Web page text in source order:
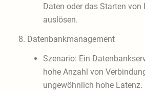
Daten oder das Starten von
auslösen.
8. Datenbankmanagement
Szenario: Ein
hohe Anzahl von
ungewöhnlich hohe Latenz.